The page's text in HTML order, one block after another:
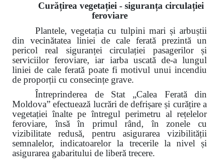
Curățirea vegetației - siguranța circulației
feroviare
Plantele, vegetația cu tulpini mari și arbuștii
din vecinătatea liniei de cale ferată prezintă un
pericol real siguranței circulației pasagerilor și
serviciilor feroviare, iar iarba uscată de-a lungul
liniei de cale ferată poate fi motivul unui incendiu
de proporții cu consecințe grave.
Întreprinderea de Stat „Calea Ferată din
Moldova” efectuează lucrări de defrișare și curățire a
vegetației înalte pe întregul perimetru al rețelelor
feroviare, însă în primul rând, în zonele cu
vizibilitate redusă, pentru asigurarea vizibilității
semnalelor, indicatoarelor la trecerile la nivel și
asigurarea gabaritului de liberă trecere.